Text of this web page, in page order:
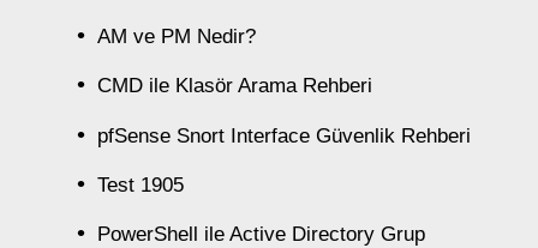
AM ve PM Nedir?
CMD ile Klasör Arama Rehberi
pfSense Snort Interface Güvenlik Rehberi
Test 1905
PowerShell ile Active Directory Grup